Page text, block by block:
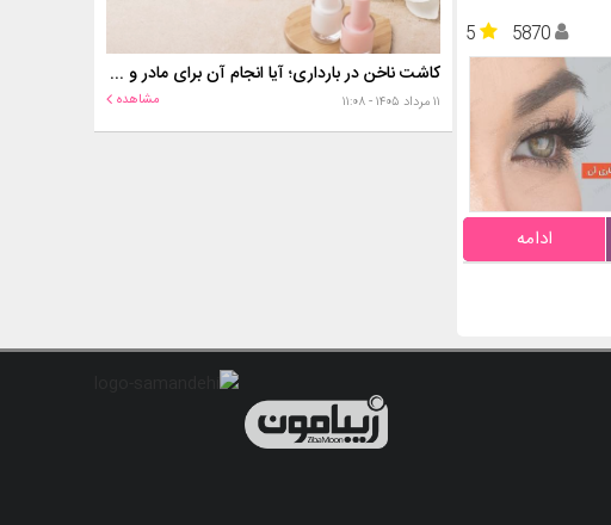
5
5870
ادامه
کاشت ناخن در بارداری؛ آیا انجام آن برای مادر و جنین خطر دارد؟
۱۱ مرداد ۱۴۰۵ - ۱۱:۰۸ مشاهده